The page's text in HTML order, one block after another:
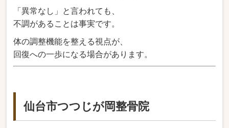
「異常なし」と言われても、
不調があることは事実です。
体の調整機能を整える視点が、
回復への一歩になる場合があります。
仙台市つつじが岡整骨院